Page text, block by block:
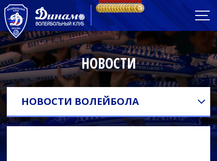
НОВОСТИ
НОВОСТИ ВОЛЕЙБОЛА